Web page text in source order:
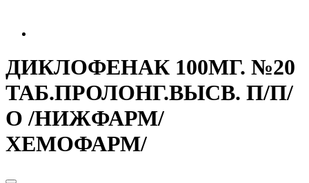
ДИКЛОФЕНАК 100МГ. №20
ТАБ.ПРОЛОНГ.ВЫСВ. П/П/
О /НИЖФАРМ/
ХЕМОФАРМ/